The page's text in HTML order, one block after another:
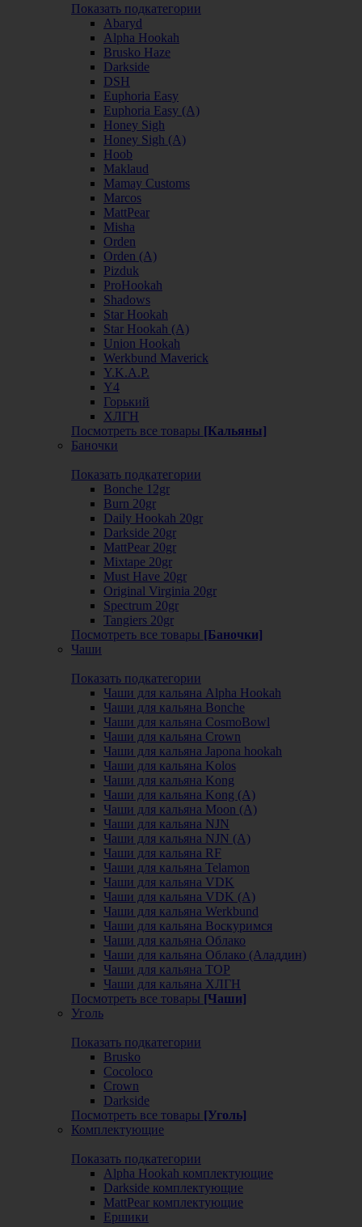
Показать подкатегории
Abaryd
Alpha Hookah
Brusko Haze
Darkside
DSH
Euphoria Easy
Euphoria Easy (А)
Honey Sigh
Honey Sigh (А)
Hoob
Maklaud
Mamay Customs
Marcos
MattPear
Misha
Orden
Orden (А)
Pizduk
ProHookah
Shadows
Star Hookah
Star Hookah (А)
Union Hookah
Werkbund Maverick
Y.K.A.P.
Y4
Горький
ХЛГН
Посмотреть все товары [Кальяны]
Баночки
Показать подкатегории
Bonche 12gr
Burn 20gr
Daily Hookah 20gr
Darkside 20gr
MattPear 20gr
Mixtape 20gr
Must Have 20gr
Original Virginia 20gr
Spectrum 20gr
Tangiers 20gr
Посмотреть все товары [Баночки]
Чаши
Показать подкатегории
Чаши для кальяна Alpha Hookah
Чаши для кальяна Bonche
Чаши для кальяна CosmoBowl
Чаши для кальяна Crown
Чаши для кальяна Japona hookah
Чаши для кальяна Kolos
Чаши для кальяна Kong
Чаши для кальяна Kong (A)
Чаши для кальяна Moon (А)
Чаши для кальяна NJN
Чаши для кальяна NJN (А)
Чаши для кальяна RF
Чаши для кальяна Telamon
Чаши для кальяна VDK
Чаши для кальяна VDK (А)
Чаши для кальяна Werkbund
Чаши для кальяна Воскуримся
Чаши для кальяна Облако
Чаши для кальяна Облако (Аладдин)
Чаши для кальяна ТОР
Чаши для кальяна ХЛГН
Посмотреть все товары [Чаши]
Уголь
Показать подкатегории
Brusko
Cocoloco
Crown
Darkside
Посмотреть все товары [Уголь]
Комплектующие
Показать подкатегории
Alpha Hookah комплектующие
Darkside комплектующие
MattPear комплектующие
Ершики